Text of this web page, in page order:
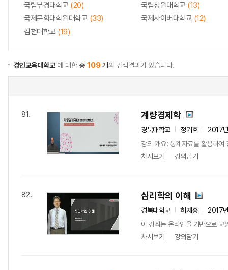
국립부경대학교 (20) 국립창원대학교 (13)
국제문화대학원대학교 (33) 국제사이버대학교 (12)
김천대학교 (19)
경인교육대학교에 대한총109 개의 검색결과가 있습니다.
81. 계량경제학
경북대학교 정기호
2017
강의 개요: 통계자료를 활용하여
차시보기
강의담기
82. 심리학의 이해
경북대학교 허재홍
2017
이 강좌는 온라인을 기반으로 교
차시보기
강의담기